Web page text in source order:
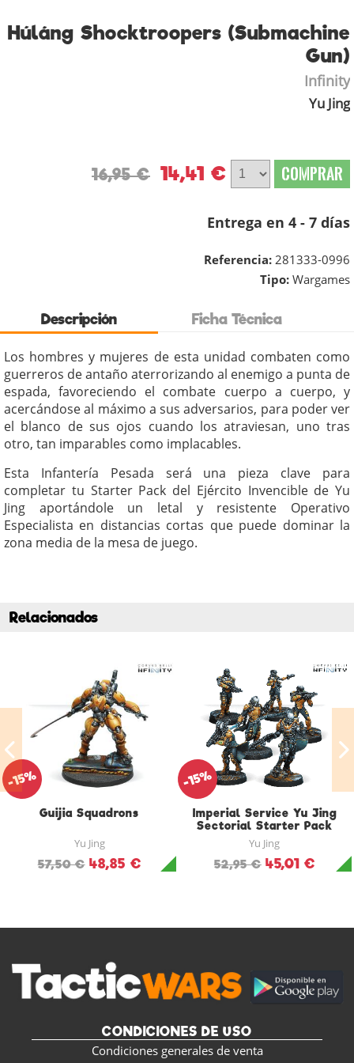
Húláng Shocktroopers (Submachine
Gun)
Infinity
Yu Jing
16,95 € 14,41 € COMPRAR
Entrega en 4 - 7 días
Referencia: 281333-0996
Tipo: Wargames
Descripción Ficha Técnica
Los hombres y mujeres de esta unidad combaten como
guerreros de antaño aterrorizando al enemigo a punta de
espada, favoreciendo el combate cuerpo a cuerpo, y
acercándose al máximo a sus adversarios, para poder ver
el blanco de sus ojos cuando los atraviesan, uno tras
otro, tan imparables como implacables.
Esta Infantería Pesada será una pieza clave para
completar tu Starter Pack del Ejército Invencible de Yu
Jing aportándole un letal y resistente Operativo
Especialista en distancias cortas que puede dominar la
zona media de la mesa de juego.
Relacionados
Guijia Squadrons
Yu Jing
57,50 € 48,85 €
-15%
Imperial Service Yu Jing
Sectorial Starter Pack
Yu Jing
52,95 € 45,01 €
-15%
CONDICIONES DE USO
Condiciones generales de venta